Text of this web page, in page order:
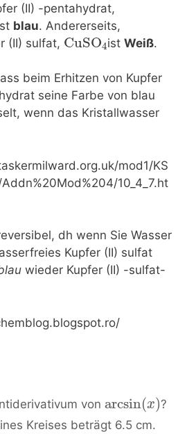
(II) -pentahydrat,
blau. Andererseits,
(II) sulfat, CuSO4istWeiß.
beim Erhitzen von Kupfer
seine Farbe von blau
wenn das Kristallwasser
dh wenn Sie Wasser
Kupfer (II) sulfat
wieder Kupfer (II) -sulfat-
vonarcsin(x)?
Kreises beträgt 6.5 cm.